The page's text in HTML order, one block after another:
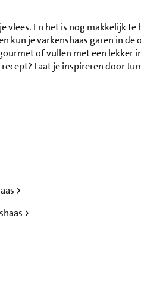
vlees. En het is nog makkelijk te
kun je varkenshaas garen in de
of vullen met een lekker
Laat je inspireren door